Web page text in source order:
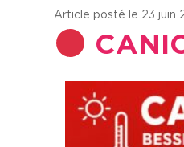
Article posté le 23 juin